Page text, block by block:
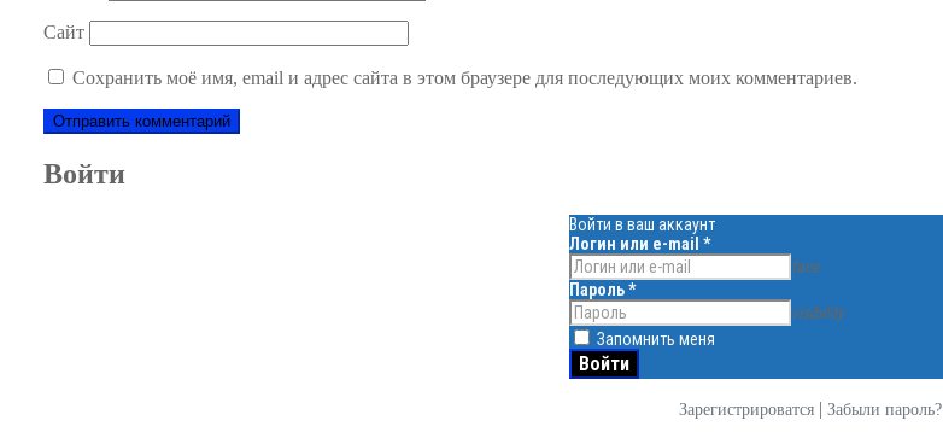
Сайт
Сохранить моё имя, email и адрес сайта в этом браузере для последующих моих комментариев.
Войти
Войти в ваш аккаунт
Логин или e-mail *
face
Пароль*
visibility
Запомнить меня
Зарегистрироватся | Забыли пароль?